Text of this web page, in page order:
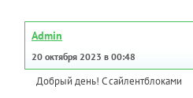
Admin
20 октября 2023 в 00:48
Добрый день! С сайлентблоками